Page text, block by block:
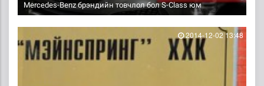
Mercedes-Benz брэндийн товчлол бол S-Class юм
2014-12-02 13:48